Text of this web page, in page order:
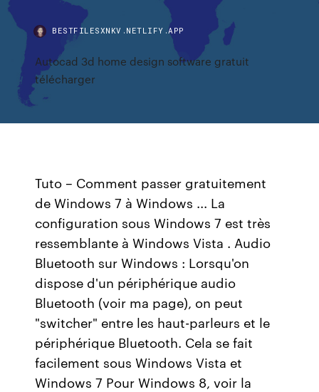
BESTFILESXNKV.NETLIFY.APP
Autocad 3d home design software gratuit
télécharger
Tuto – Comment passer gratuitement
de Windows 7 à Windows ... La
configuration sous Windows 7 est très
ressemblante à Windows Vista . Audio
Bluetooth sur Windows : Lorsqu'on
dispose d'un périphérique audio
Bluetooth (voir ma page), on peut
"switcher" entre les haut-parleurs et le
périphérique Bluetooth. Cela se fait
facilement sous Windows Vista et
Windows 7 Pour Windows 8, voir la